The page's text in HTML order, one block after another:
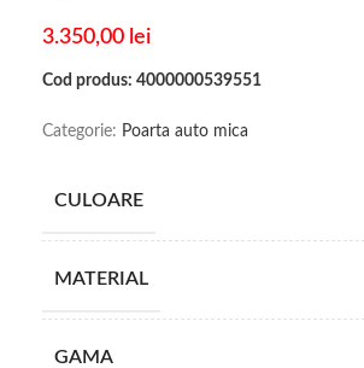
3.350,00 lei
Cod produs: 4000000539551
Categorie: Poarta auto mica
CULOARE
MATERIAL
GAMA